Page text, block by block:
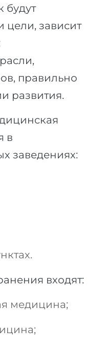
будут
цели, зависит
правильно
развития.
в
заведениях:
входят:
медицина;